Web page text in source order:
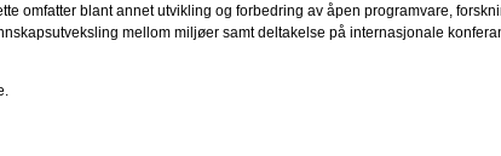
omfatter blant annet utvikling og forbedring av åpen programvare,
mellom miljøer samt deltakelse på internasjonale